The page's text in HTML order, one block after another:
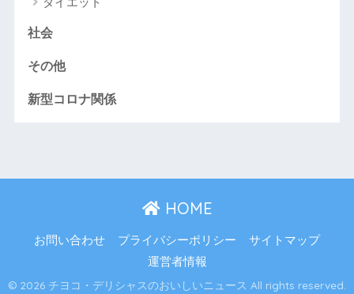
社会
その他
新型コロナ関係
HOME
お問い合わせ プライバシーポリシー
サイトマップ
運営者情報
© 2026 チヨコ・デリシャスのおいしいニュース All rights reserved.